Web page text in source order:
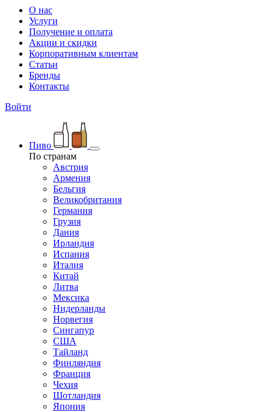
О нас
Услуги
Получение и оплата
Акции и скидки
Корпоративным клиентам
Статьи
Бренды
Контакты
Войти
Пиво
По странам
Австрия
Армения
Бельгия
Великобритания
Германия
Грузия
Дания
Ирландия
Испания
Италия
Китай
Литва
Мексика
Нидерланды
Норвегия
Сингапур
США
Тайланд
Финляндия
Франция
Чехия
Шотландия
Япония